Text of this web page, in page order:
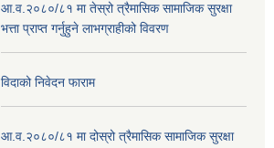
आ.व.२०८०/८१ मा तेस्रो त्रैमासिक सामाजिक सुरक्षा
भत्ता प्राप्त गर्नुहुने लाभग्राहीको विवरण
विदाको निवेदन फाराम
आ.व.२०८०/८१ मा दोस्रो त्रैमासिक सामाजिक सुरक्षा